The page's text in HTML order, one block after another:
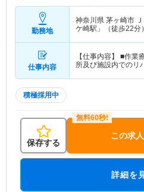
勤務地
神奈川県 茅ヶ崎市
ケ崎駅」（徒歩22分
仕事内容
【仕事内容】 ■作業
所及び施設内でのリ
積極採用中
保存する
この求
詳細を